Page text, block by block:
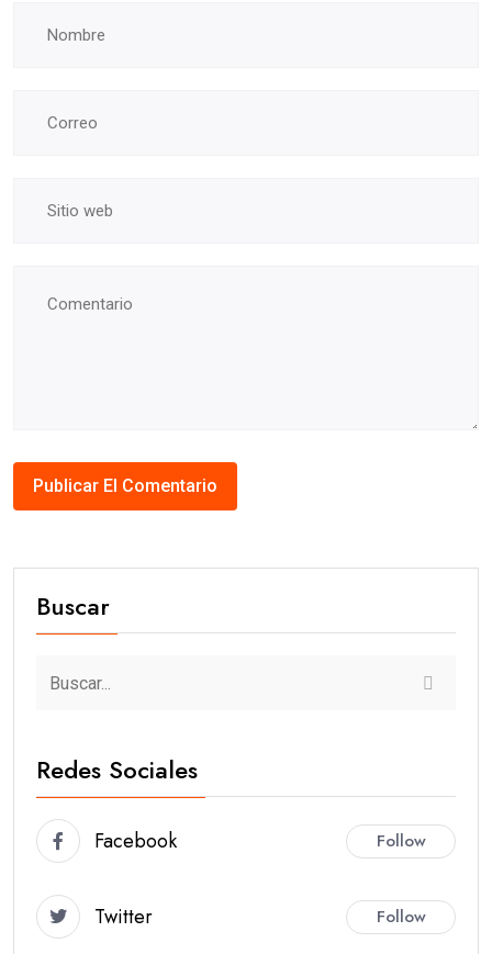
Buscar
Redes Sociales
Facebook Follow
Twitter Follow